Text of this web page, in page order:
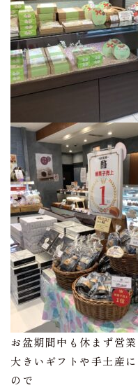
お盆期間中も休まず営
大きいギフトや手土産
ので